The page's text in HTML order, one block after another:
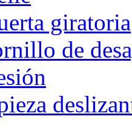
giratoria
de